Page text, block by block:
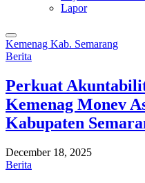
Lapor
Kemenag Kab. Semarang
Berita
Perkuat
Kemenag Monev
Kabupaten
December 18, 2025
Berita